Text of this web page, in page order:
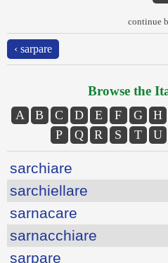
continue
‹ sarpare
Browse the
A B C D E F G H
P
Q R S T U
sarchiare
sarchiellare
sarnacare
sarnacchiare
sarpare